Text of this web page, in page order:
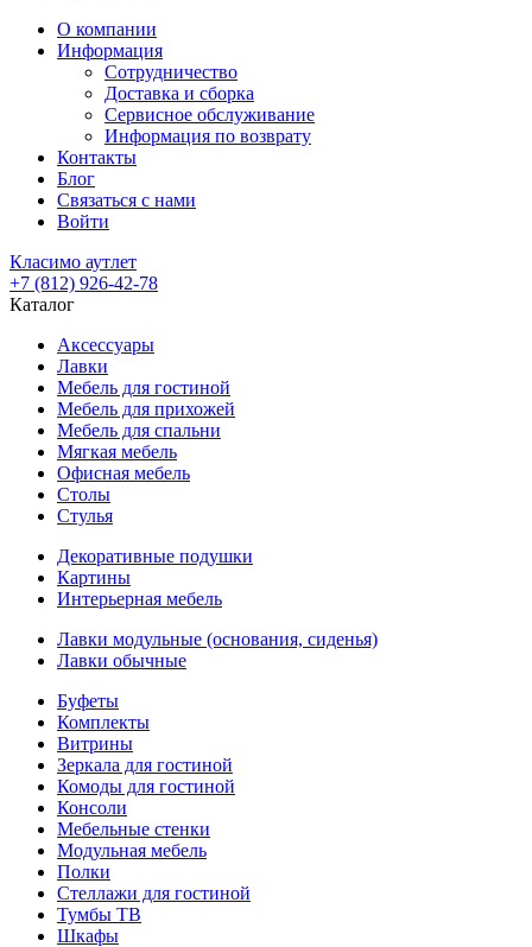
О компании
Информация
Сотрудничество
Доставка и сборка
Сервисное обслуживание
Информация по возврату
Контакты
Блог
Связаться с нами
Войти
Класимо аутлет
+7 (812) 926-42-78
Каталог
Аксессуары
Лавки
Мебель для гостиной
Мебель для прихожей
Мебель для спальни
Мягкая мебель
Офисная мебель
Столы
Стулья
Декоративные подушки
Картины
Интерьерная мебель
Лавки модульные (основания, сиденья)
Лавки обычные
Буфеты
Комплекты
Витрины
Зеркала для гостиной
Комоды для гостиной
Консоли
Мебельные стенки
Модульная мебель
Полки
Стеллажи для гостиной
Тумбы ТВ
Шкафы